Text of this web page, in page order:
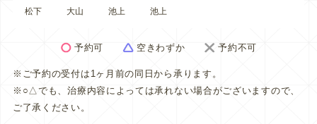
松下 大山 池上 池上
予約可 空きわずか 予約不可
※ご予約の受付は1ヶ月前の同日から承ります。
※○△でも、治療内容によっては承れない場合がございますので、
ご了承ください。